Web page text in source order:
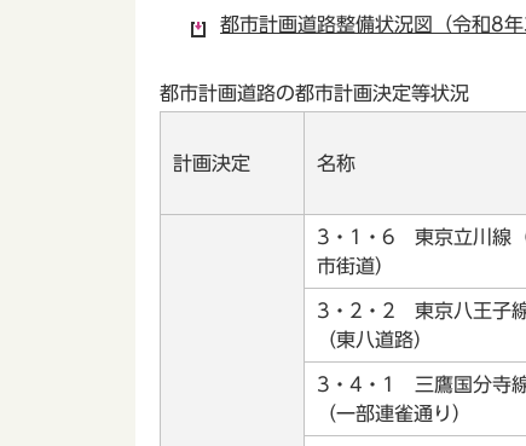
都市計画道路整備状況図（令和8
都市計画道路の都市計画決定等状況
計画決定 名称
3・1・6 東京立川線
市街道）
3・2・2 東京八王子
（東八道路）
3・4・1 三鷹国分寺
（一部連雀通り）